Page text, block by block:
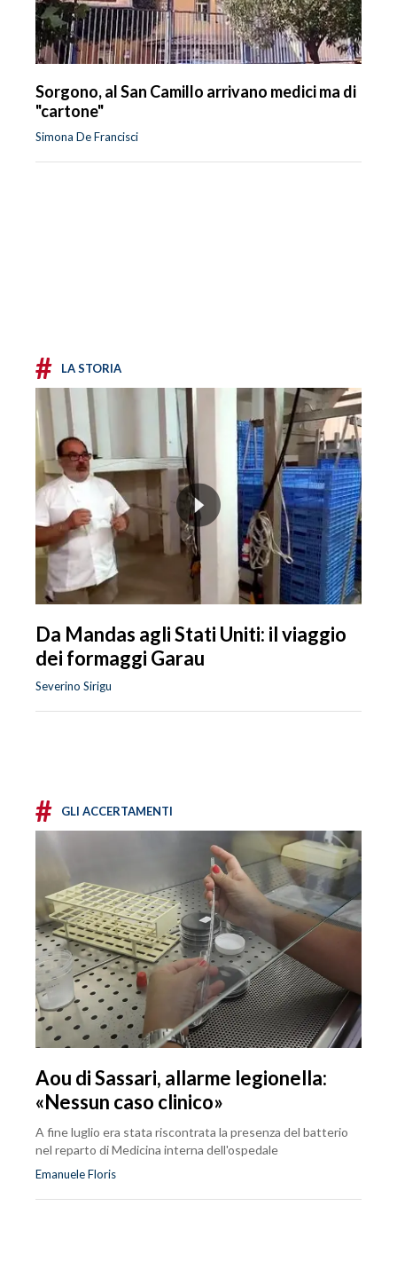
Sorgono, al San Camillo arrivano medici ma di
"cartone"
Simona De Francisci
# LA STORIA
Da Mandas agli Stati Uniti: il viaggio
dei formaggi Garau
Severino Sirigu
# GLI ACCERTAMENTI
Aou di Sassari, allarme legionella:
«Nessun caso clinico»
A fine luglio era stata riscontrata la presenza del batterio
nel reparto di Medicina interna dell'ospedale
Emanuele Floris